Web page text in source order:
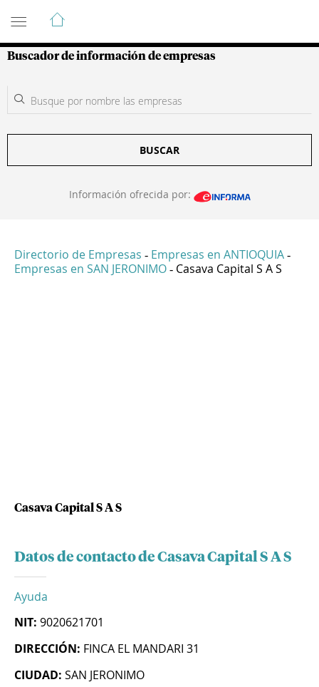
Guía de Empresas Colombianas
Buscador de información de empresas
BUSCAR
Información ofrecida por:
Directorio de Empresas - Empresas en ANTIOQUIA -
Empresas en SAN JERONIMO - Casava Capital S A S
Casava Capital S A S
Datos de contacto de Casava Capital S A S
Ayuda
NIT: 9020621701
DIRECCIÓN: FINCA EL MANDARI 31
CIUDAD: SAN JERONIMO